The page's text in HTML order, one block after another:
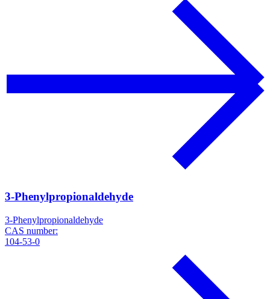
3-Phenylpropionaldehyde
3-Phenylpropionaldehyde
CAS number:
104-53-0